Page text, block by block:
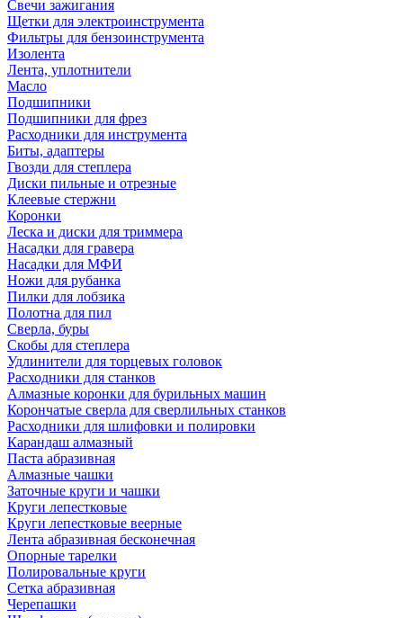
Свечи зажигания
Щетки для электроинструмента
Фильтры для бензоинструмента
Изолента
Лента, уплотнители
Масло
Подшипники
Подшипники для фрез
Расходники для инструмента
Биты, адаптеры
Гвозди для степлера
Диски пильные и отрезные
Клеевые стержни
Коронки
Леска и диски для триммера
Насадки для гравера
Насадки для МФИ
Ножи для рубанка
Пилки для лобзика
Полотна для пил
Сверла, буры
Скобы для степлера
Удлинители для торцевых головок
Расходники для станков
Алмазные коронки для бурильных машин
Корончатые сверла для сверлильных станков
Расходники для шлифовки и полировки
Карандаш алмазный
Паста абразивная
Алмазные чашки
Заточные круги и чашки
Круги лепестковые
Круги лепестковые веерные
Лента абразивная бесконечная
Опорные тарелки
Полировальные круги
Сетка абразивная
Черепашки